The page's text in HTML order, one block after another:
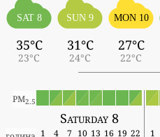
SAT 8
35°C
23°C
SUN 9
31°C
24°C
MON 10
27°C
22°C
PM2.5
Saturday 8
1 4 7 10 13 16 19 22 1